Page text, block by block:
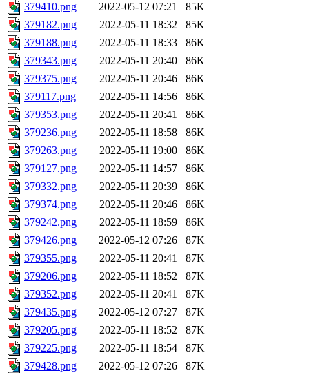
379410.png 2022-05-12 07:21
85K
379182.png
2022-05-11 18:32
85K
379188.png
2022-05-11 18:33
86K
379343.png
2022-05-11 20:40
86K
379375.png
2022-05-11 20:46
86K
379117.png
2022-05-11 14:56
86K
379353.png
2022-05-11 20:41
86K
379236.png
2022-05-11 18:58
86K
379263.png
2022-05-11 19:00
86K
379127.png
2022-05-11 14:57
86K
379332.png
2022-05-11 20:39
86K
379374.png
2022-05-11 20:46
86K
379242.png
2022-05-11 18:59
86K
379426.png
2022-05-12 07:26
87K
379355.png
2022-05-11 20:41
87K
379206.png
2022-05-11 18:52
87K
379352.png
2022-05-11 20:41
87K
379435.png
2022-05-12 07:27
87K
379205.png
2022-05-11 18:52
87K
379225.png
2022-05-11 18:54
87K
379428.png
2022-05-12 07:26
87K